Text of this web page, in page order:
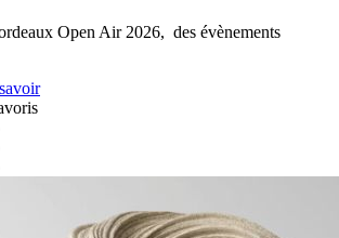
Open Air 2026, des évènements